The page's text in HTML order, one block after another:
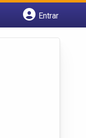
Entrar